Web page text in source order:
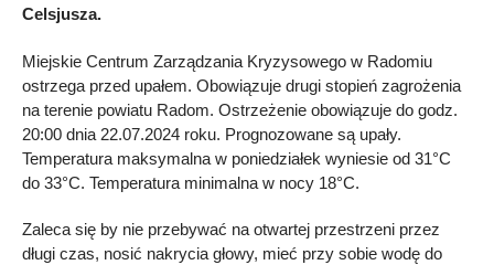
Celsjusza.
Miejskie Centrum Zarządzania Kryzysowego w Radomiu
ostrzega przed upałem. Obowiązuje drugi stopień zagrożenia
na terenie powiatu Radom. Ostrzeżenie obowiązuje do godz.
20:00 dnia 22.07.2024 roku. Prognozowane są upały.
Temperatura maksymalna w poniedziałek wyniesie od 31°C
do 33°C. Temperatura minimalna w nocy 18°C.
Zaleca się by nie przebywać na otwartej przestrzeni przez
długi czas, nosić nakrycia głowy, mieć przy sobie wodę do